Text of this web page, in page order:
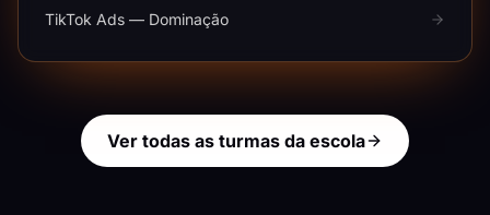
TikTok Ads — Dominação
Ver todas as turmas da escola